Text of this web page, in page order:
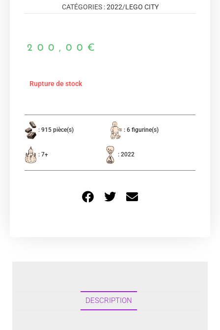
CATÉGORIES :2022/LEGO CITY
200,00 €
Rupture de stock
: 915 pièce(s) : 6 figurine(s)
: 7+ : 2022
DESCRIPTION